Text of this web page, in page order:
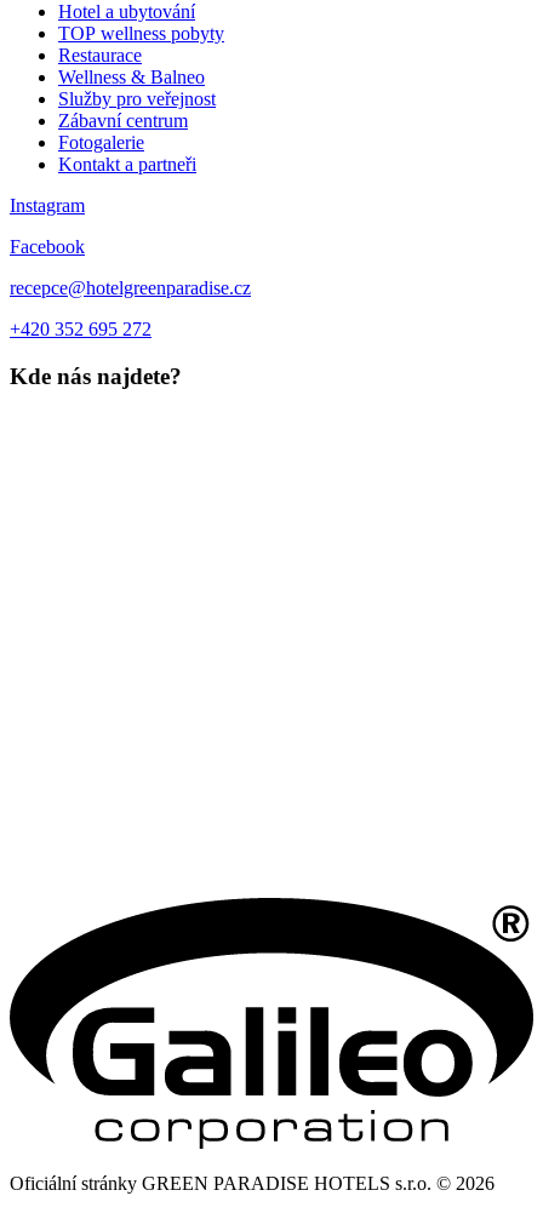
Hotel a ubytování
TOP wellness pobyty
Restaurace
Wellness & Balneo
Služby pro veřejnost
Zábavní centrum
Fotogalerie
Kontakt a partneři
Instagram
Facebook
recepce@hotelgreenparadise.cz
+420 352 695 272
Kde nás najdete?
Oficiální stránky GREEN PARADISE HOTELS s.r.o. © 2026